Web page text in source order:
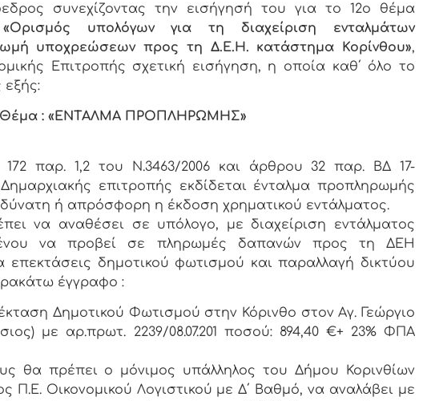
συνεχίζοντας την εισήγησή του για τo 12ο θέμα
«Ορισμός υπολόγων για τη διαχείριση ενταλμάτων
υποχρεώσεων προς τη Δ.Ε.Η. κατάστημα Κορίνθου»,
Επιτροπής σχετική εισήγηση, η οποία καθ΄ όλο το
εξής:
Θέμα : «ΕΝΤΑΛΜΑ ΠΡΟΠΛΗΡΩΜΗΣ»
παρ. 1,2 του Ν.3463/2006 και άρθρου 32 παρ. ΒΔ 17-
επιτροπής εκδίδεται ένταλμα προπληρωμής
ή απρόσφορη η έκδοση χρηματικού εντάλματος.
να αναθέσει σε υπόλογο, με διαχείριση εντάλματος
να προβεί σε πληρωμές δαπανών προς τη ΔΕΗ
επεκτάσεις δημοτικού φωτισμού και παραλλαγή δικτύου
έγγραφο :
Δημοτικού Φωτισμού στην Κόρινθο στον Αγ. Γεώργιο
με αρ.πρωτ. 2239/08.07.201 ποσού: 894,40 €+ 23% ΦΠΑ
θα πρέπει ο μόνιμος υπάλληλος του Δήμου Κορινθίων
Π.Ε. Οικονομικού Λογιστικού με Δ΄ Βαθμό, να αναλάβει με